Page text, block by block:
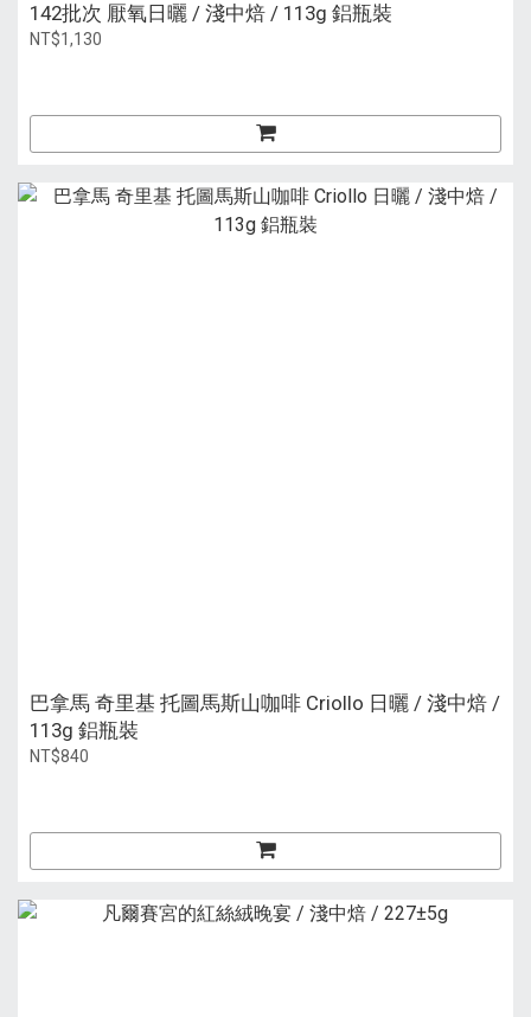
142批次 厭氧日曬 / 淺中焙 / 113g 鋁瓶裝
NT$1,130
巴拿馬 奇里基 托圖馬斯山咖啡 Criollo 日曬 / 淺中焙 /
113g 鋁瓶裝
NT$840